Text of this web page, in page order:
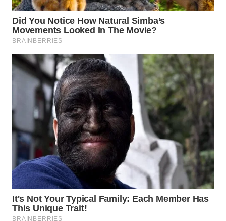
TOBA
WN
NIAS
WN
LANGKAT
WN
TAPANULI
SELATAN
WN
TANJUNG
LESUNG
WN
KARO